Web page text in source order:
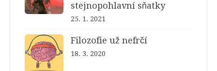
stejnopohlavní sňatky
25. 1. 2021
Filozofie už nefrčí
18. 3. 2020